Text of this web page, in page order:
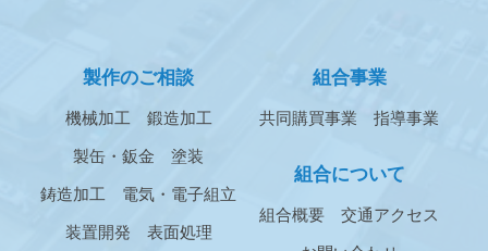
製作のご相談
機械加工 鍛造加工
製缶・鈑金 塗装
鋳造加工 電気・電子組立
装置開発 表面処理
組合事業
共同購買事業 指導事業
組合について
組合概要 交通アクセス